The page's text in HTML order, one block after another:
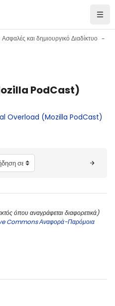
Ασφαλές και δημιουργικό Διαδίκτυο
PodCast)
Overload (Mozilla PodCast)
σε...
όπου αναγράφεται διαφορετικά)
Commons Αναφορά-Παρόμοια